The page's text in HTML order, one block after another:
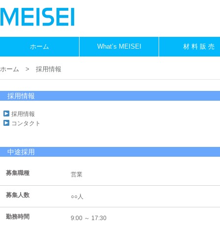
ホーム What’s MEISEI 材 料 販 売
ホーム > 採用情報
採用情報
採用情報
コンタクト
中途採用
募集職種 営業
募集人数 ○○人
勤務時間 9:00 ～ 17:30